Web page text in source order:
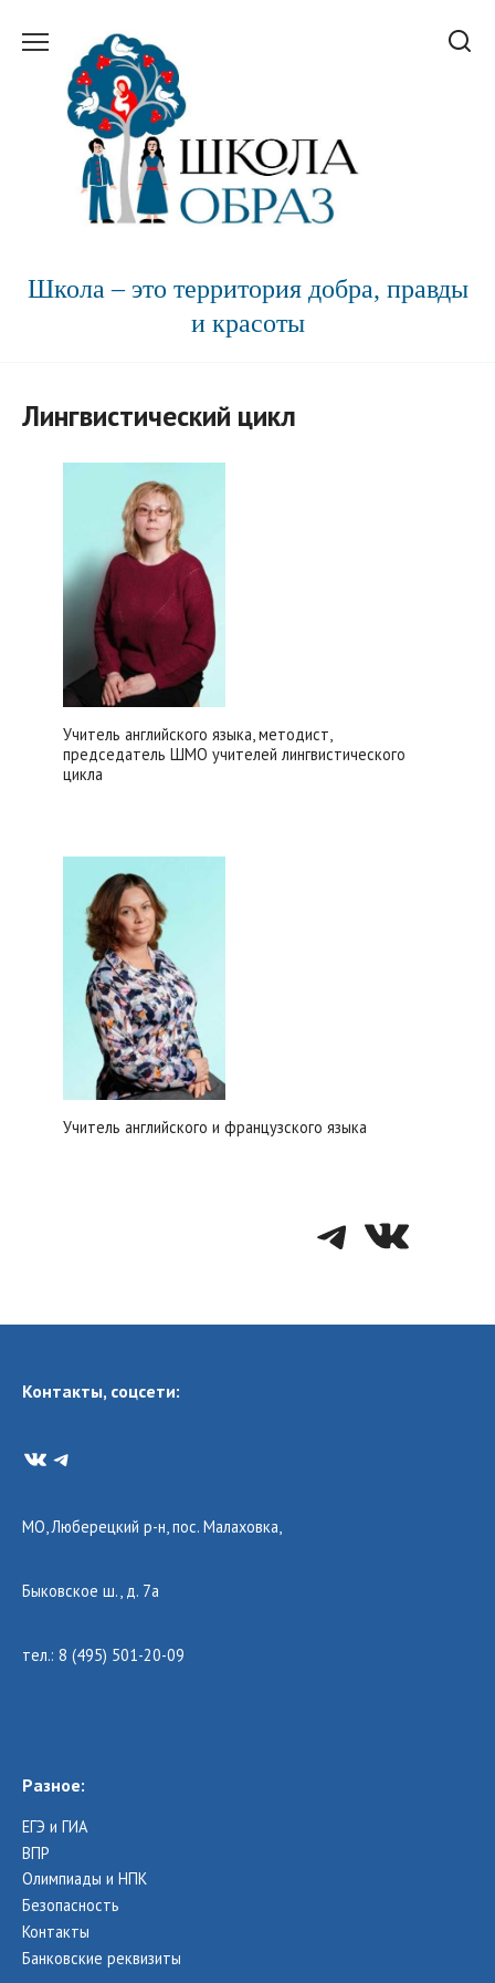
содержанию
Школа – это территория добра, правды
и красоты
Лингвистический цикл
Учитель английского языка, методист,
председатель ШМО учителей лингвистического
цикла
Учитель английского и французского языка
VK
Контакты, соцсети:
VKTelegram
МО, Люберецкий р-н, пос. Малаховка,
Быковское ш., д. 7а
тел.: 8 (495) 501-20-09
Разное:
ЕГЭ и ГИА
ВПР
Олимпиады и НПК
Безопасность
Контакты
Банковские реквизиты